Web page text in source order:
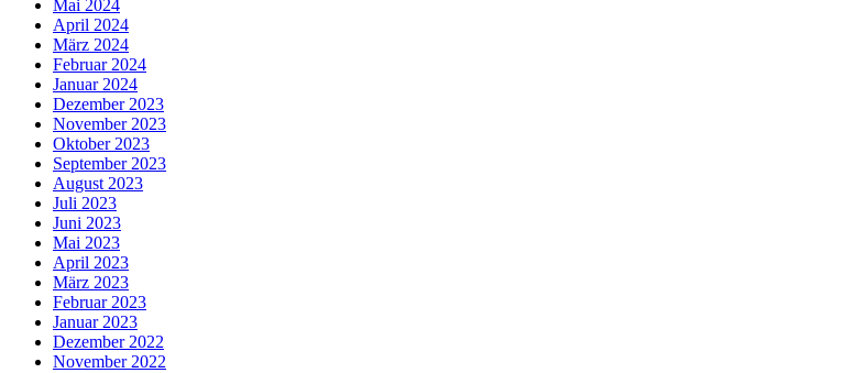
Mai 2024
April 2024
März 2024
Februar 2024
Januar 2024
Dezember 2023
November 2023
Oktober 2023
September 2023
August 2023
Juli 2023
Juni 2023
Mai 2023
April 2023
März 2023
Februar 2023
Januar 2023
Dezember 2022
November 2022